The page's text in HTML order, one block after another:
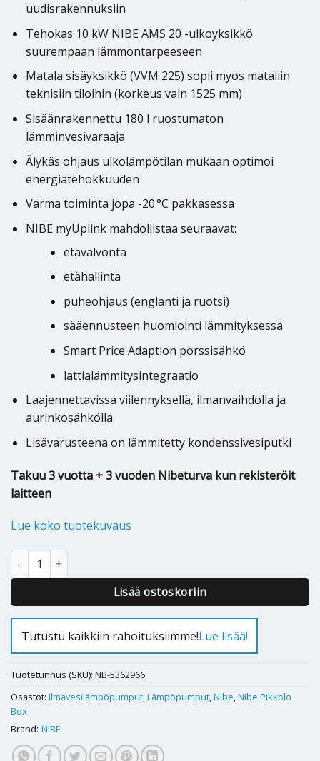
uudisrakennuksiin
Tehokas 10 kW NIBE AMS 20 -ulkoyksikkö
suurempaan lämmöntarpeeseen
Matala sisäyksikkö (VVM 225) sopii myös mataliin
teknisiin tiloihin (korkeus vain 1525 mm)
Sisäänrakennettu 180 l ruostumaton
lämminvesivaraaja
Älykäs ohjaus ulkolämpötilan mukaan optimoi
energiatehokkuuden
Varma toiminta jopa -20 °C pakkasessa
NIBE myUplink mahdollistaa seuraavat:
etävalvonta
etähallinta
puheohjaus (englanti ja ruotsi)
sääennusteen huomiointi lämmityksessä
Smart Price Adaption pörssisähkö
lattialämmitysintegraatio
Laajennettavissa viilennyksellä, ilmanvaihdolla ja
aurinkosähköllä
Lisävarusteena on lämmitetty kondenssivesiputki
Takuu 3 vuotta + 3 vuoden Nibeturva kun rekisteröit
laitteen
Lue koko tuotekuvaus
Ilmavesilämpöpumppu Nibe Pikkolo Box 10W määrä
Lisää ostoskoriin
Alternative:
Tutustu kaikkiin rahoituksiimme!Lue lisää!
Tuotetunnus (SKU): NB-5362966
Osastot: Ilmavesilämpöpumput,Lämpöpumput,Nibe,Nibe Pikkolo
Box
Brand: NIBE